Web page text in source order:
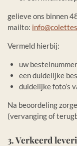
gelieve ons binnen
mailto:
Vermeld hierbij:
uw bestelnummer
een duidelijke
duidelijke foto’s
Na beoordeling
(vervanging of
3. Verkeerd